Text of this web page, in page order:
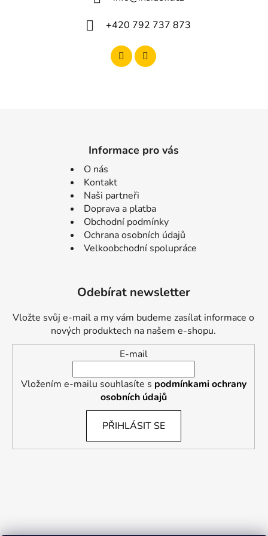
+420 792 737 873
Informace pro vás
O nás
Kontakt
Naši partneři
Doprava a platba
Obchodní podmínky
Ochrana osobních údajů
Velkoobchodní spolupráce
Odebírat newsletter
Vložte svůj e-mail a my vám budeme zasílat informace o
nových produktech na našem e-shopu.
E-mail
Vložením e-mailu souhlasíte s podmínkami ochrany
osobních údajů
PŘIHLÁSIT SE